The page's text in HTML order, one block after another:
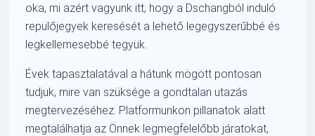
oka, mi azért vagyunk itt, hogy a Dschangból induló
repülőjegyek keresését a lehető legegyszerűbbé és
legkellemesebbé tegyük.
Évek tapasztalatával a hátunk mögött pontosan
tudjuk, mire van szüksége a gondtalan utazás
megtervezéséhez. Platformunkon pillanatok alatt
megtalálhatja az Önnek legmegfelelőbb járatokat,